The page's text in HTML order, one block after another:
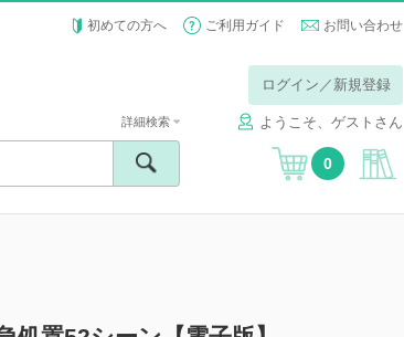
初めての方へ ご利用ガイド お問い合わせ
ログイン／新規登録
ようこそ、ゲストさん
詳細検索
0